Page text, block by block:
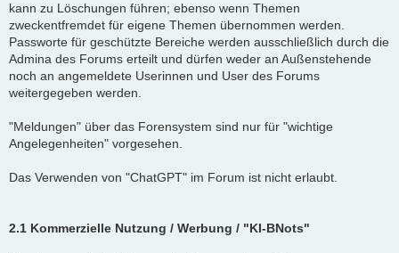
kann zu Löschungen führen; ebenso wenn Themen
zweckentfremdet für eigene Themen übernommen werden.
Passworte für geschützte Bereiche werden ausschließlich durch die
Admina des Forums erteilt und dürfen weder an Außenstehende
noch an angemeldete Userinnen und User des Forums
weitergegeben werden.
"Meldungen" über das Forensystem sind nur für "wichtige
Angelegenheiten" vorgesehen.
Das Verwenden von "ChatGPT" im Forum ist nicht erlaubt.
2.1 Kommerzielle Nutzung / Werbung / "KI-BNots"